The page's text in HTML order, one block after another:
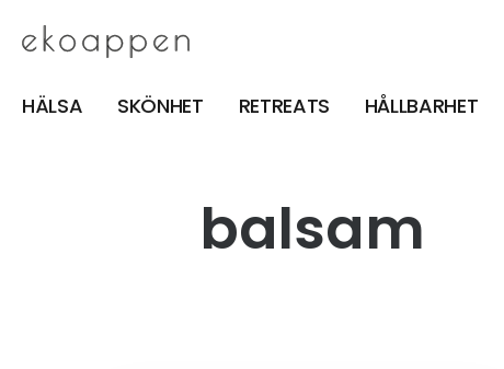
HÄLSA SKÖNHET RETREATS HÅLLBARHET
balsam